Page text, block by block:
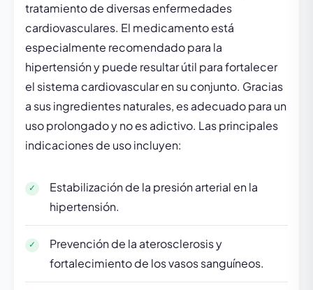
tratamiento de diversas enfermedades
cardiovasculares. El medicamento está
especialmente recomendado para la
hipertensión y puede resultar útil para fortalecer
el sistema cardiovascular en su conjunto. Gracias
a sus ingredientes naturales, es adecuado para un
uso prolongado y no es adictivo. Las principales
indicaciones de uso incluyen:
Estabilización de la presión arterial en la
hipertensión.
Prevención de la aterosclerosis y
fortalecimiento de los vasos sanguíneos.